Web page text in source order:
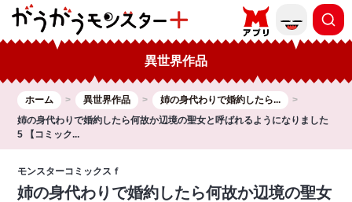
異世界作品
ホーム 異世界作品
姉の身代わりで婚約したら...
姉の身代わりで婚約したら何故か辺境の聖女と呼ばれるようになりました
5 【コミック...
モンスターコミックスｆ
姉の身代わりで婚約したら何故か辺境の聖女